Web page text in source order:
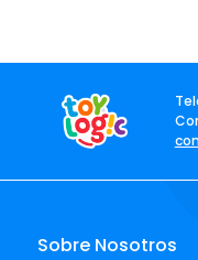
Sobre Nosotros